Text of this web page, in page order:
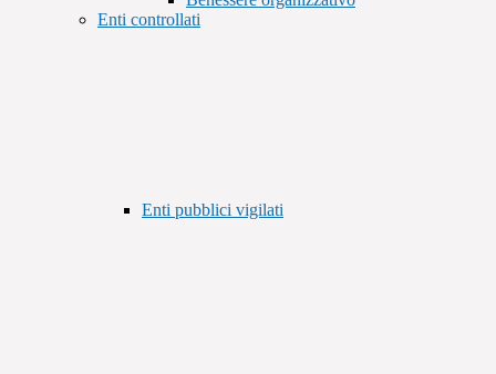
Enti controllati
Enti pubblici vigilati